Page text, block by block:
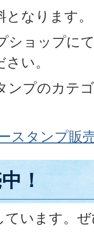
なります。
ショップに
い。
ンプのカテ
スタンプ販
！
ています。